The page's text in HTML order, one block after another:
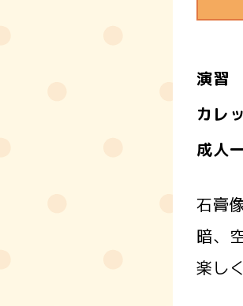
演習
カレ
成人
石膏
暗、
楽し